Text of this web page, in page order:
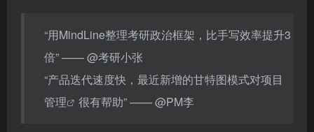
“用MindLine整理考研政治框架，比手写效率提升3
倍” —— @考研小张
“产品迭代速度快，最近新增的甘特图模式对项目
管理
很有帮助” —— @PM李